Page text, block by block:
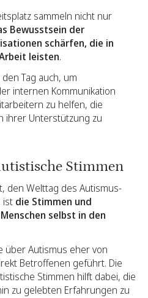
sammeln nicht nur
Bewusstsein der
schärfen, die in
leisten.
Tag auch, um
internen Kommunikation
zu helfen, die
ihrer Unterstützung zu
Stimmen
den Welttag des Autismus-
ist die Stimmen und
selbst in den
über Autismus eher von
Betroffenen geführt. Die
Stimmen hilft dabei, die
zu gelebten Erfahrungen zu